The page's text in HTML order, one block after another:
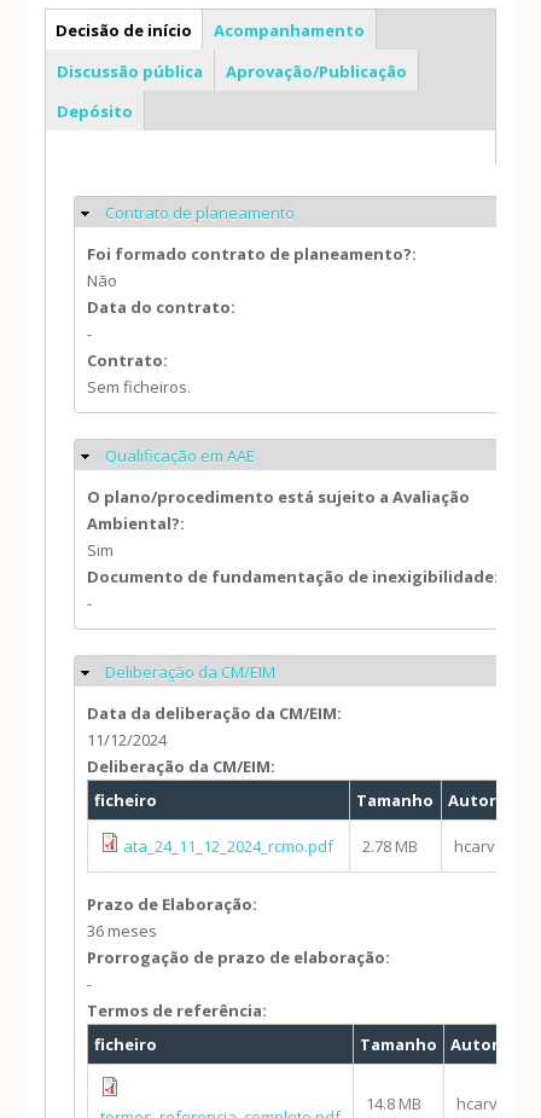
PP
Decisão de início
Acompanhamento
Discussão pública
Aprovação/Publicação
Depósito
Ocultar
Contrato de planeamento
Foi formado contrato de planeamento?:
Não
Data do contrato:
-
Contrato:
Sem ficheiros.
Ocultar
Qualificação em AAE
O plano/procedimento está sujeito a Avaliação
Ambiental?:
Sim
Documento de fundamentação de inexigibilidade:
-
Ocultar
Deliberação da CM/EIM
Data da deliberação da CM/EIM:
11/12/2024
Deliberação da CM/EIM:
ficheiro
Tamanho Autor
ata_24_11_12_2024_rcmo.pdf 2.78 MB hcarvalho
Prazo de Elaboração:
36 meses
Prorrogação de prazo de elaboração:
-
Termos de referência:
ficheiro
Tamanho Autor
14.8 MB hcarvalho